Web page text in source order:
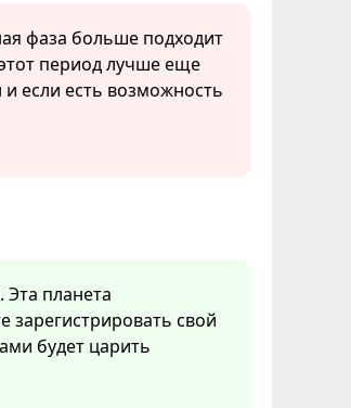
фаза больше подходит
период лучше еще
если есть возможность
Эта планета
зарегистрировать свой
будет царить